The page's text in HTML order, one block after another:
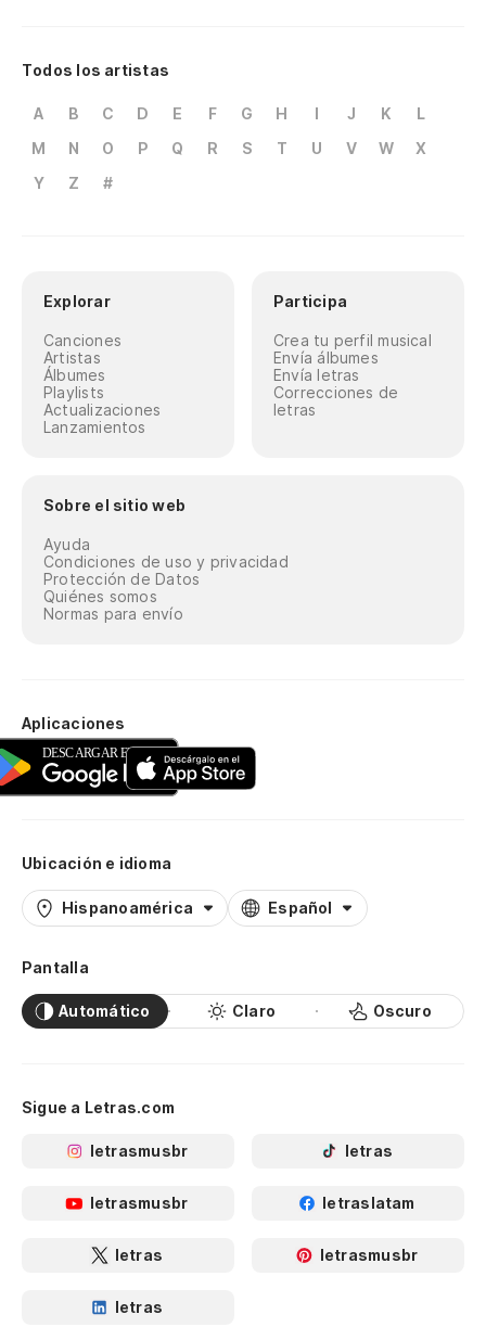
Todos los artistas
A B C D E F G H I J K
L
M
N O P Q R S T U V W
X
Y
Z #
Explorar
Canciones
Artistas
Álbumes
Playlists
Actualizaciones
Lanzamientos
Participa
Crea tu perfil musical
Envía álbumes
Envía letras
Correcciones de
letras
Sobre el sitio web
Ayuda
Condiciones de uso y privacidad
Protección de Datos
Quiénes somos
Normas para envío
Aplicaciones
Ubicación e idioma
Hispanoamérica Español
Pantalla
Automático Claro Oscuro
Sigue a Letras.com
letrasmusbr letras
letrasmusbr letraslatam
letras letrasmusbr
letras